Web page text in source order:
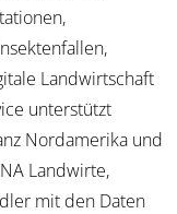
Landwirtschaft
unterstützt
Nordamerika und
Landwirte,
mit den Daten